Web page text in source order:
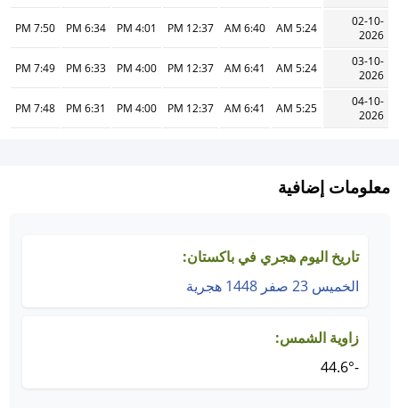
02-10-
2026
5:24 AM
6:40 AM
12:37 PM
4:01 PM
6:34 PM
7:50 PM
03-10-
2026
5:24 AM
6:41 AM
12:37 PM
4:00 PM
6:33 PM
7:49 PM
04-10-
2026
5:25 AM
6:41 AM
12:37 PM
4:00 PM
6:31 PM
7:48 PM
معلومات إضافية
تاريخ اليوم هجري في باكستان:
الخميس 23 صفر 1448 هجرية
زاوية الشمس:
-44.6°